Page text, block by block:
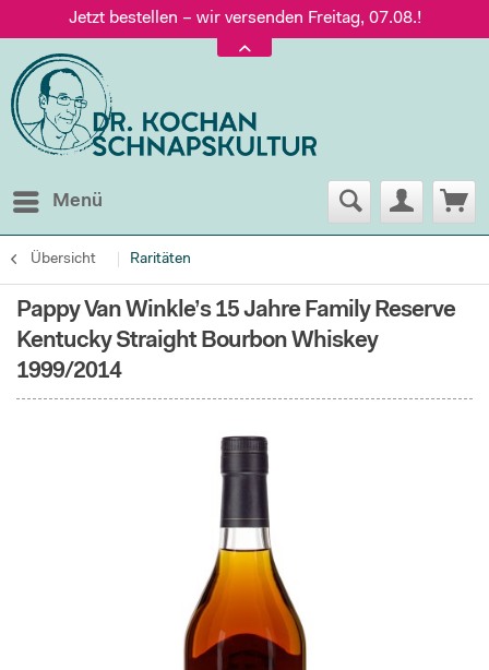
Jetzt bestellen – wir versenden Freitag, 07.08.!
Versand nur 5,60 €, gratis ab 95 € Warenwert
Jetzt bestellen – wir versenden Freitag, 07.08.!
Menü
Übersicht Raritäten
Pappy Van Winkle’s 15 Jahre Family Reserve
Kentucky Straight Bourbon Whiskey
1999/2014